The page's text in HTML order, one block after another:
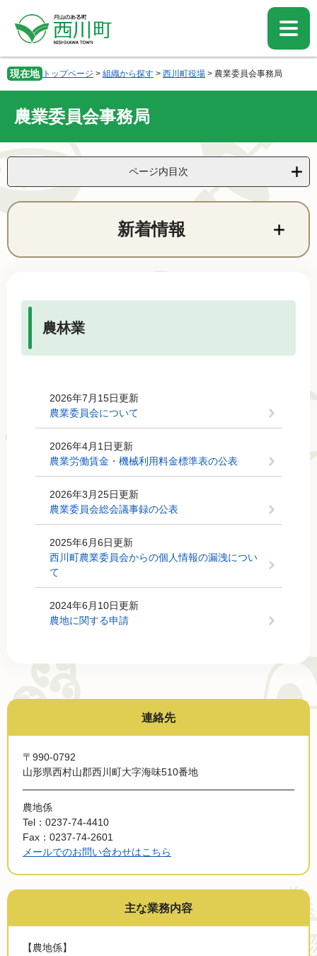
先
頭
す。
を
飛
本
文
現在地 トップページ > 組織から探す > 西川町役場 > 農業委員会事務局
農業委員会事務局
ページ内目次
本
新着情報
農林業
2026年7月15日更新
農業委員会について
2026年4月1日更新
農業労働賃金・機械利用料金標準表の公表
2026年3月25日更新
農業委員会総会議事録の公表
2025年6月6日更新
西川町農業委員会からの個人情報の漏洩につい
て
2024年6月10日更新
農地に関する申請
連絡先
〒990-0792
山形県西村山郡西川町大字海味510番地
農地係
Tel：0237-74-4410
Fax：0237-74-2601
メールでのお問い合わせはこちら
主な業務内容
【農地係】